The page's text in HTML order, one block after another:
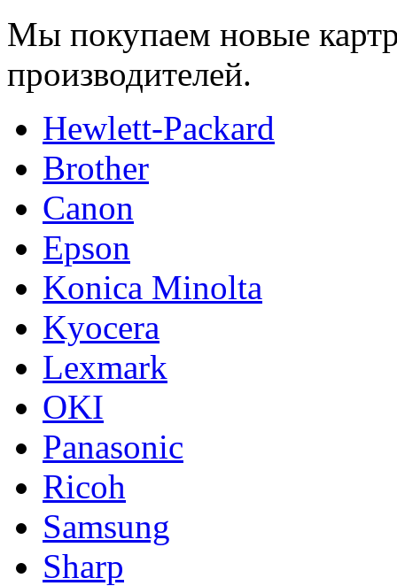
Мы покупаем новые
производителей.
Hewlett-Packard
Brother
Canon
Epson
Konica Minolta
Kyocera
Lexmark
OKI
Panasonic
Ricoh
Samsung
Sharp